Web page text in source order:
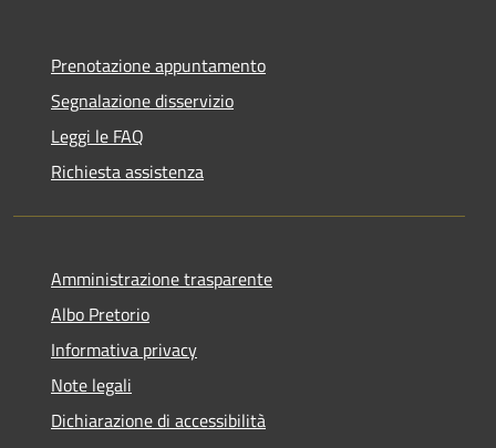
Prenotazione appuntamento
Segnalazione disservizio
Leggi le FAQ
Richiesta assistenza
Amministrazione trasparente
Albo Pretorio
Informativa privacy
Note legali
Dichiarazione di accessibilità